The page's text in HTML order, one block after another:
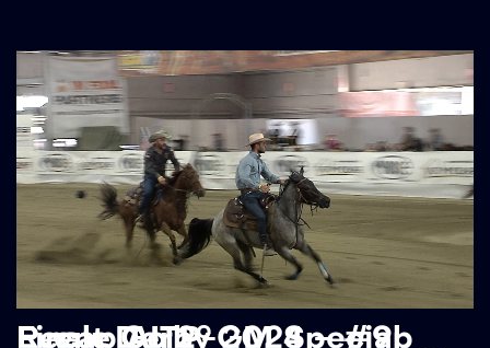
Recap AITP-GM Special Event Derby 2024 – #9p Finale Go 2°